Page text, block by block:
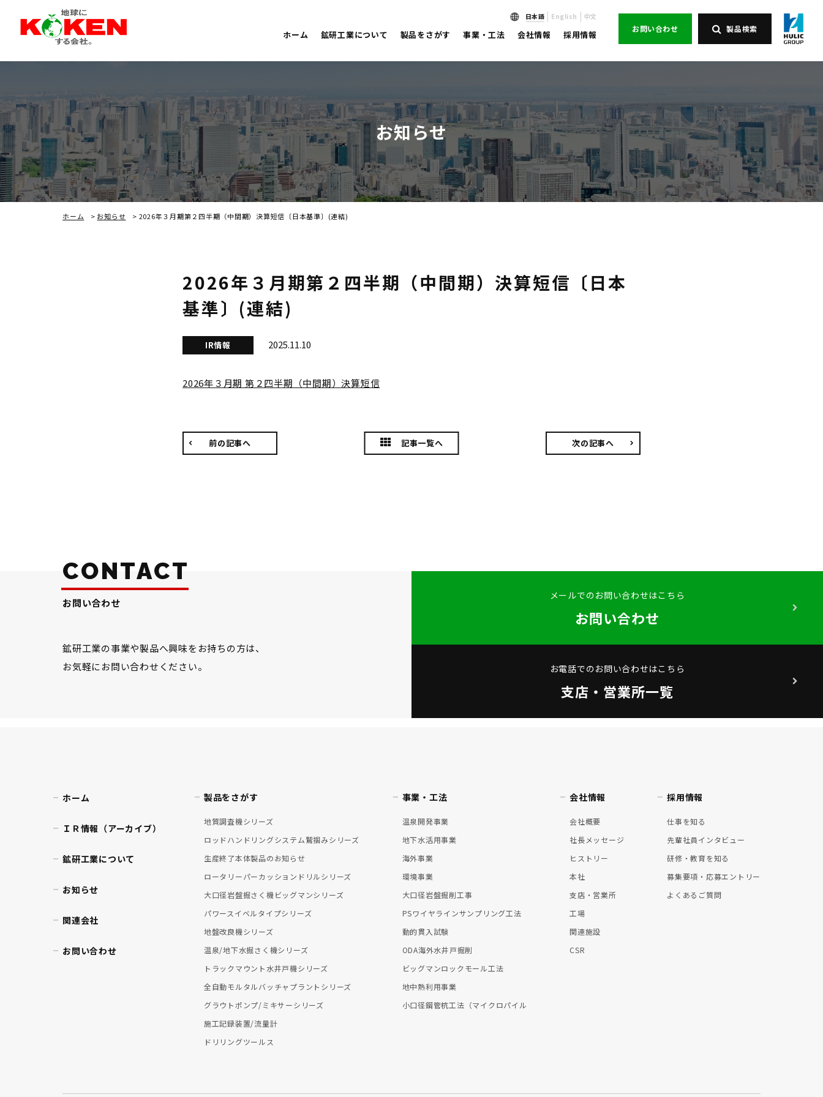
日本語 English 中文
ホーム 鉱研工業について 製品をさがす 事業・工法 会社情報 採用情報
お問い合わせ 製品検索
お知らせ
ホーム > お知らせ > 2026年３月期第２四半期（中間期）決算短信〔日本基準〕(連結)
2026年３月期第２四半期（中間期）決算短信〔日本
基準〕(連結)
IR情報 2025.11.10
2026年３月期 第２四半期（中間期）決算短信
前の記事へ 記事一覧へ 次の記事へ
CONTACT
お問い合わせ
鉱研工業の事業や製品へ興味をお持ちの方は、
お気軽にお問い合わせください。
メールでのお問い合わせはこちら
お問い合わせ
お電話でのお問い合わせはこちら
支店・営業所一覧
ホーム
ＩＲ情報（アーカイブ）
鉱研工業について
お知らせ
関連会社
お問い合わせ
製品をさがす
地質調査機シリーズ
ロッドハンドリングシステム鷲掴みシリーズ
生産終了本体製品のお知らせ
ロータリーパーカッションドリルシリーズ
大口径岩盤掘さく機ビッグマンシリーズ
パワースイベルタイプシリーズ
地盤改良機シリーズ
温泉/地下水掘さく機シリーズ
トラックマウント水井戸機シリーズ
全自動モルタルバッチャプラントシリーズ
グラウトポンプ/ミキサーシリーズ
施工記録装置/流量計
ドリリングツールス
事業・工法
温泉開発事業
地下水活用事業
海外事業
環境事業
大口径岩盤掘削工事
PSワイヤラインサンプリング工法
動的貫入試験
ODA海外水井戸掘削
ビッグマンロックモール工法
地中熱利用事業
小口径鋼管杭工法（マイクロパイル
会社情報
会社概要
社長メッセージ
ヒストリー
本社
支店・営業所
工場
関連施設
CSR
採用情報
仕事を知る
先輩社員インタビュー
研修・教育を知る
募集要項・応募エントリー
よくあるご質問